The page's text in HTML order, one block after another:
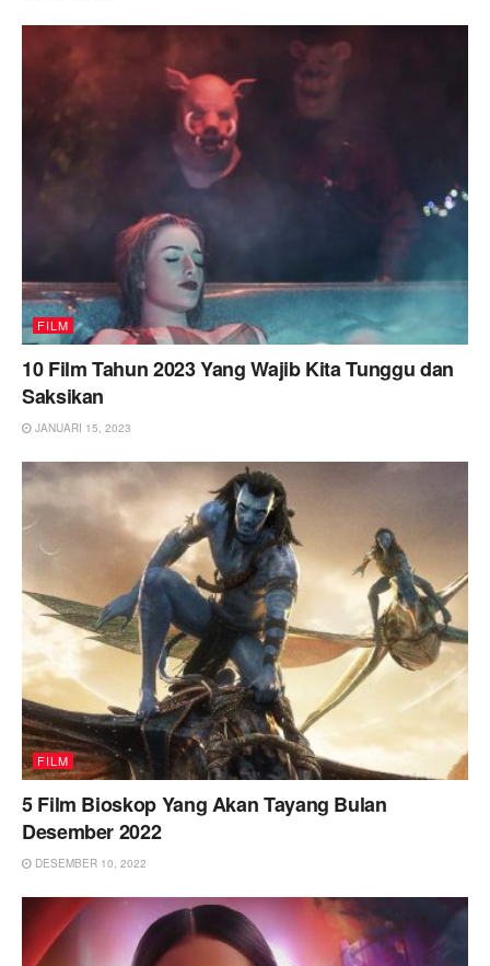
FILM
10 Film Tahun 2023 Yang Wajib Kita Tunggu dan
Saksikan
JANUARI 15, 2023
FILM
5 Film Bioskop Yang Akan Tayang Bulan
Desember 2022
DESEMBER 10, 2022